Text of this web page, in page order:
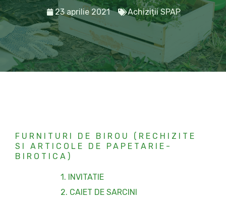
23 aprilie 2021 Achiziții SPAP
FURNITURI DE BIROU (RECHIZITE
SI ARTICOLE DE PAPETARIE-
BIROTICA)
1. INVITATIE
2. CAIET DE SARCINI